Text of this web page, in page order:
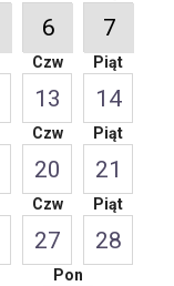
6 7
Czw
13
Piąt
14
Czw
20
Piąt
21
Czw
27
Piąt
28
Pon